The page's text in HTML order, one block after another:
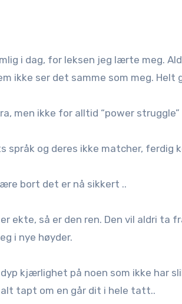
i dag, for leksen jeg lærte meg.
ikke ser det samme som meg. Helt
men ikke for alltid “power
språk og deres ikke matcher, ferdig
bort det er nå sikkert ..
ekte, så er den ren. Den vil aldri ta
i nye høyder.
kjærlighet på noen som ikke har
alt tapt om en går dit i hele tatt..